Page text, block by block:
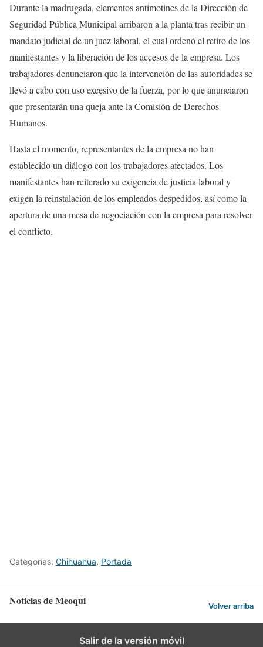
Durante la madrugada, elementos antimotines de la Dirección de
Seguridad Pública Municipal arribaron a la planta tras recibir un
mandato judicial de un juez laboral, el cual ordenó el retiro de los
manifestantes y la liberación de los accesos de la empresa. Los
trabajadores denunciaron que la intervención de las autoridades se
llevó a cabo con uso excesivo de la fuerza, por lo que anunciaron
que presentarán una queja ante la Comisión de Derechos
Humanos.
Hasta el momento, representantes de la empresa no han
establecido un diálogo con los trabajadores afectados. Los
manifestantes han reiterado su exigencia de justicia laboral y
exigen la reinstalación de los empleados despedidos, así como la
apertura de una mesa de negociación con la empresa para resolver
el conflicto.
Categorías: Chihuahua, Portada
Noticias de Meoqui Volver arriba
Salir de la versión móvil